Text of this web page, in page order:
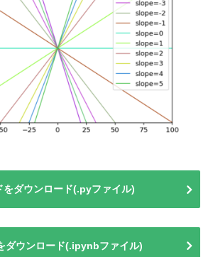
をダウンロード(.pyファイル)
ダウンロード(.ipynbファイル)